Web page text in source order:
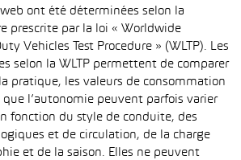
ont été déterminées selon la
prescrite par la loi « Worldwide
Vehicles Test Procedure » (WLTP). Les
selon la WLTP permettent de comparer
pratique, les valeurs de consommation
que l’autonomie peuvent parfois varier
fonction du style de conduite, des
et de circulation, de la charge
et de la saison. Elles ne peuvent